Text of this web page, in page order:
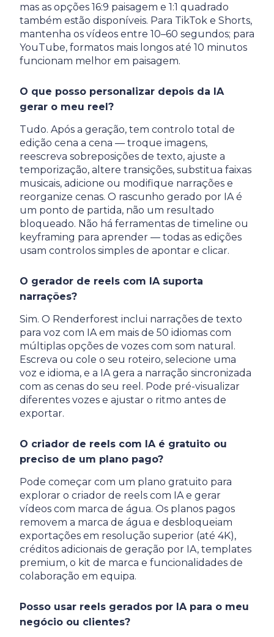
mas as opções 16:9 paisagem e 1:1 quadrado
também estão disponíveis. Para TikTok e Shorts,
mantenha os vídeos entre 10–60 segundos; para
YouTube, formatos mais longos até 10 minutos
funcionam melhor em paisagem.
O que posso personalizar depois da IA
gerar o meu reel?
Tudo. Após a geração, tem controlo total de
edição cena a cena — troque imagens,
reescreva sobreposições de texto, ajuste a
temporização, altere transições, substitua faixas
musicais, adicione ou modifique narrações e
reorganize cenas. O rascunho gerado por IA é
um ponto de partida, não um resultado
bloqueado. Não há ferramentas de timeline ou
keyframing para aprender — todas as edições
usam controlos simples de apontar e clicar.
O gerador de reels com IA suporta
narrações?
Sim. O Renderforest inclui narrações de texto
para voz com IA em mais de 50 idiomas com
múltiplas opções de vozes com som natural.
Escreva ou cole o seu roteiro, selecione uma
voz e idioma, e a IA gera a narração sincronizada
com as cenas do seu reel. Pode pré-visualizar
diferentes vozes e ajustar o ritmo antes de
exportar.
O criador de reels com IA é gratuito ou
preciso de um plano pago?
Pode começar com um plano gratuito para
explorar o criador de reels com IA e gerar
vídeos com marca de água. Os planos pagos
removem a marca de água e desbloqueiam
exportações em resolução superior (até 4K),
créditos adicionais de geração por IA, templates
premium, o kit de marca e funcionalidades de
colaboração em equipa.
Posso usar reels gerados por IA para o meu
negócio ou clientes?